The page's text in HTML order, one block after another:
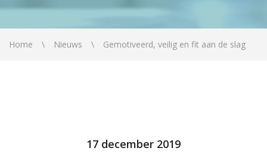
Home Nieuws Gemotiveerd, veilig en fit aan de slag
17 december 2019